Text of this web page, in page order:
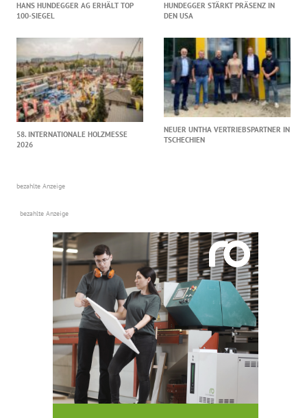
HANS HUNDEGGER AG ERHÄLT TOP
100-SIEGEL
HUNDEGGER STÄRKT PRÄSENZ IN
DEN USA
58. INTERNATIONALE HOLZMESSE
2026
NEUER UNTHA VERTRIEBSPARTNER IN
TSCHECHIEN
bezahlte Anzeige
bezahlte Anzeige